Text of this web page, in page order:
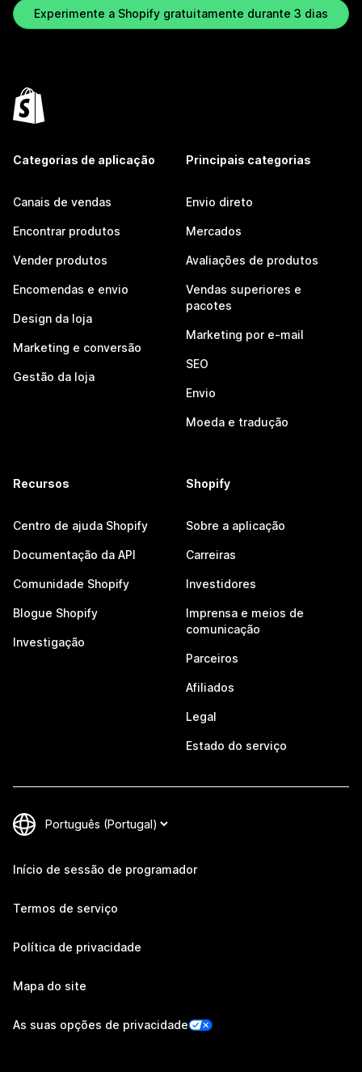
Experimente a Shopify gratuitamente durante 3 dias
Categorias de aplicação
Canais de vendas
Encontrar produtos
Vender produtos
Encomendas e envio
Design da loja
Marketing e conversão
Gestão da loja
Principais categorias
Envio direto
Mercados
Avaliações de produtos
Vendas superiores e
pacotes
Marketing por e-mail
SEO
Envio
Moeda e tradução
Recursos
Centro de ajuda Shopify
Documentação da API
Comunidade Shopify
Blogue Shopify
Investigação
Shopify
Sobre a aplicação
Carreiras
Investidores
Imprensa e meios de
comunicação
Parceiros
Afiliados
Legal
Estado do serviço
Início de sessão de programador
Termos de serviço
Política de privacidade
Mapa do site
As suas opções de privacidade